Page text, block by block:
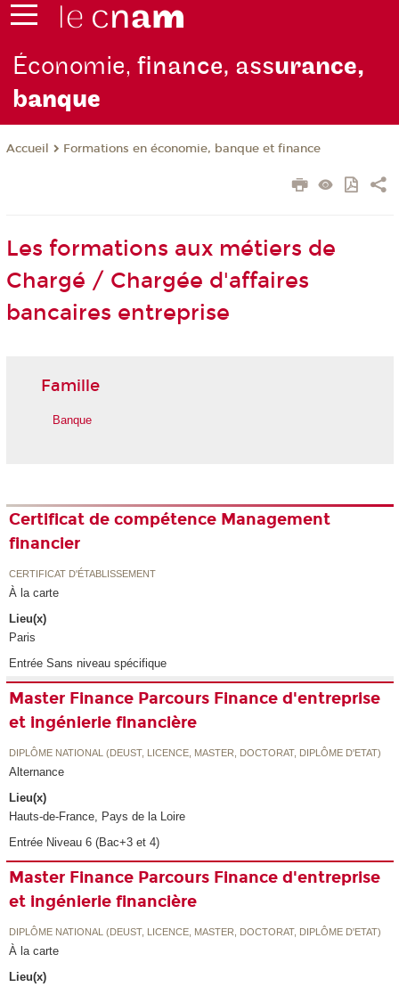
Économie,finance, assurance,
banque
Accueil Formations en économie, banque et finance
Les formations aux métiers de
Chargé / Chargée d'affaires
bancaires entreprise
Famille
Banque
Certificat de compétence Management
financier
CERTIFICAT D'ÉTABLISSEMENT
À la carte
Lieu(x)
Paris
Entrée Sans niveau spécifique
Master Finance Parcours Finance d'entreprise
et ingénierie financière
DIPLÔME NATIONAL (DEUST, LICENCE, MASTER, DOCTORAT, DIPLÔME D'ETAT)
Alternance
Lieu(x)
Hauts-de-France, Pays de la Loire
Entrée Niveau 6 (Bac+3 et 4)
Master Finance Parcours Finance d'entreprise
et ingénierie financière
DIPLÔME NATIONAL (DEUST, LICENCE, MASTER, DOCTORAT, DIPLÔME D'ETAT)
À la carte
Lieu(x)